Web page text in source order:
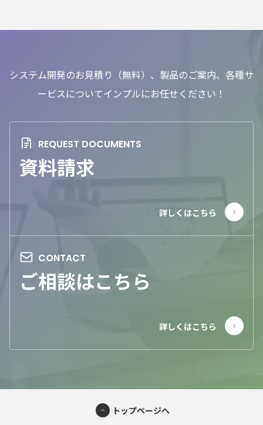
システム開発のお見積り（無料）、製品のご案内、各種サ
ービスについてインプルにお任せください！
資料請求
ご相談はこちら
トップページへ